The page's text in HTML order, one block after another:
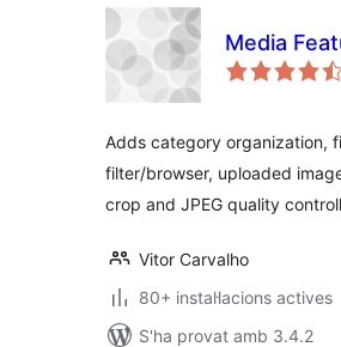
Media
Adds category organization,
filter/browser, uploaded
crop and JPEG quality
Vitor Carvalho
80+ instal·lacions actives
S'ha provat amb 3.4.2